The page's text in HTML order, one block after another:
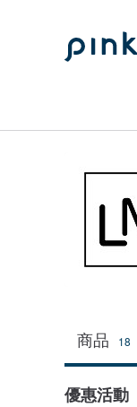
商品 18
優惠活動